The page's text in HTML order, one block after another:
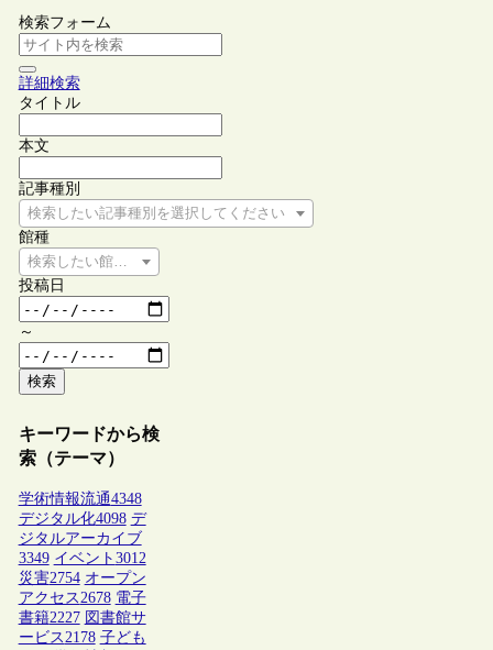
検索フォーム
詳細検索
タイトル
本文
記事種別
検索したい記事種別を選択してください
館種
検索したい館種を選択してください
投稿日
～
検索
キーワードから検
索（テーマ）
学術情報流通4348
デジタル化4098 デ
ジタルアーカイブ
3349 イベント 3012
災害2754 オープン
アクセス 2678 電子
書籍2227 図書館サ
ービス 2178 子ども